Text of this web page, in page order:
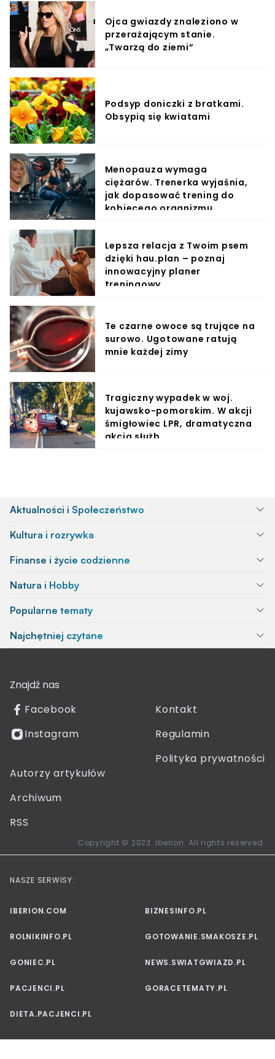
Ojca gwiazdy znaleziono w
przerażającym stanie.
„Twarzą do ziemi”
Podsyp doniczki z bratkami.
Obsypią się kwiatami
Menopauza wymaga
ciężarów. Trenerka wyjaśnia,
jak dopasować trening do
kobiecego organizmu
Lepsza relacja z Twoim psem
dzięki hau.plan – poznaj
innowacyjny planer
treningowy
Te czarne owoce są trujące na
surowo. Ugotowane ratują
mnie każdej zimy
Tragiczny wypadek w woj.
kujawsko-pomorskim. W akcji
śmigłowiec LPR, dramatyczna
akcja służb
Aktualności i Społeczeństwo
Kultura i rozrywka
Finanse i życie codzienne
Natura i Hobby
Popularne tematy
Najchętniej czytane
Znajdź nas
Facebook
Instagram
Kontakt
Regulamin
Polityka prywatności
Autorzy artykułów
Archiwum
RSS
Copyright © 2023. Iberion. All rights reserved.
NASZE SERWISY:
IBERION.COM BIZNESINFO.PL
ROLNIKINFO.PL GOTOWANIE.SMAKOSZE.PL
GONIEC.PL NEWS.SWIATGWIAZD.PL
PACJENCI.PL GORACETEMATY.PL
DIETA.PACJENCI.PL